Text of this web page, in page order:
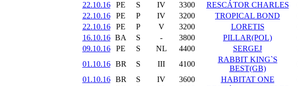
22.10.16
PE S IV 3300 RESCÁTOR CHARLES
22.10.16
PE P IV 3200 TROPICAL BOND
22.10.16
PE P V 3200 LORETIS
16.10.16 BA S - 3800 PILLAR(POL)
09.10.16
PE S NL 4400 SERGEJ
01.10.16
BR S III 4100
RABBIT KING`S
BEST(GB)
01.10.16
BR S IV 3600 HABITAT ONE